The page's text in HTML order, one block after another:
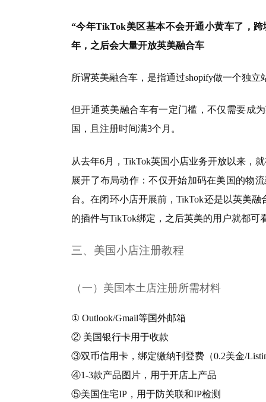
“今年TikTok美区基本不会开通小黄车了，
年，之后会大量开放英美融合车
所谓英美融合车，是指通过shopify做一个独
但开通英美融合车有一定门槛，不仅需要成
国，且注册时间满3个月。
从去年6月，TikTok英国小店业务开放以来，
展开了布局动作：不仅开始加码在美国的物
台。在闭环小店开展前，TikTok还是以英美
的插件与TikTok绑定，之后英美的用户就都可
三、美国小店注册教程
（一）美国本土店注册所需材料
① Outlook/Gmail等国外邮箱
② 美国银行卡用于收款
③双币信用卡，绑定缴纳刊登费（0.2美金/
④1-3款产品图片，用于开店上产品
⑤美国住宅IP，用于防关联和IP检测